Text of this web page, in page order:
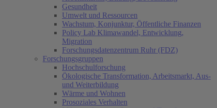
Gesundheit
Umwelt und Ressourcen
Wachstum, Konjunktur, Öffentliche Finanzen
Policy Lab Klimawandel, Entwicklung,
Migration
Forschungsdatenzentrum Ruhr (FDZ)
Forschungsgruppen
Hochschulforschung
Ökologische Transformation, Arbeitsmarkt, Aus-
und Weiterbildung
Wärme und Wohnen
Prosoziales Verhalten